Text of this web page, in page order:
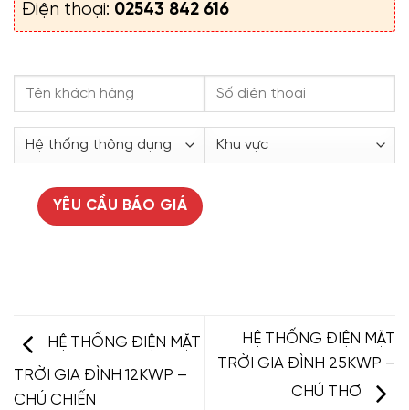
Điện thoại: 02543 842 616
HỆ THỐNG ĐIỆN MẶT
TRỜI GIA ĐÌNH 12KWP –
CHÚ CHIẾN
HỆ THỐNG ĐIỆN MẶT
TRỜI GIA ĐÌNH 25KWP –
CHÚ THƠ